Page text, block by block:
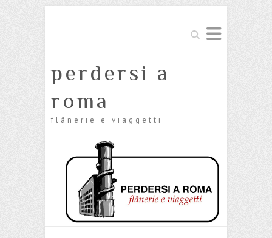
Cerca
perdersi a
roma
flânerie e viaggetti